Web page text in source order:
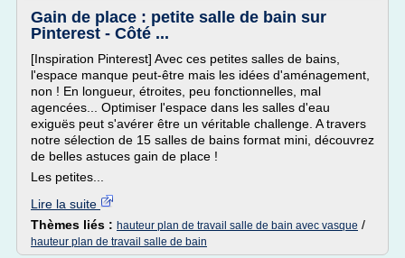
Gain de place : petite salle de bain sur
Pinterest - Côté ...
[Inspiration Pinterest] Avec ces petites salles de bains,
l'espace manque peut-être mais les idées d'aménagement,
non ! En longueur, étroites, peu fonctionnelles, mal
agencées... Optimiser l'espace dans les salles d'eau
exiguës peut s'avérer être un véritable challenge. A travers
notre sélection de 15 salles de bains format mini, découvrez
de belles astuces gain de place !
Les petites...
Lire la suite
Thèmes liés : hauteur plan de travail salle de bain avec vasque /
hauteur plan de travail salle de bain